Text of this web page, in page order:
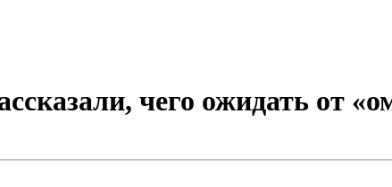
чего ожидать от